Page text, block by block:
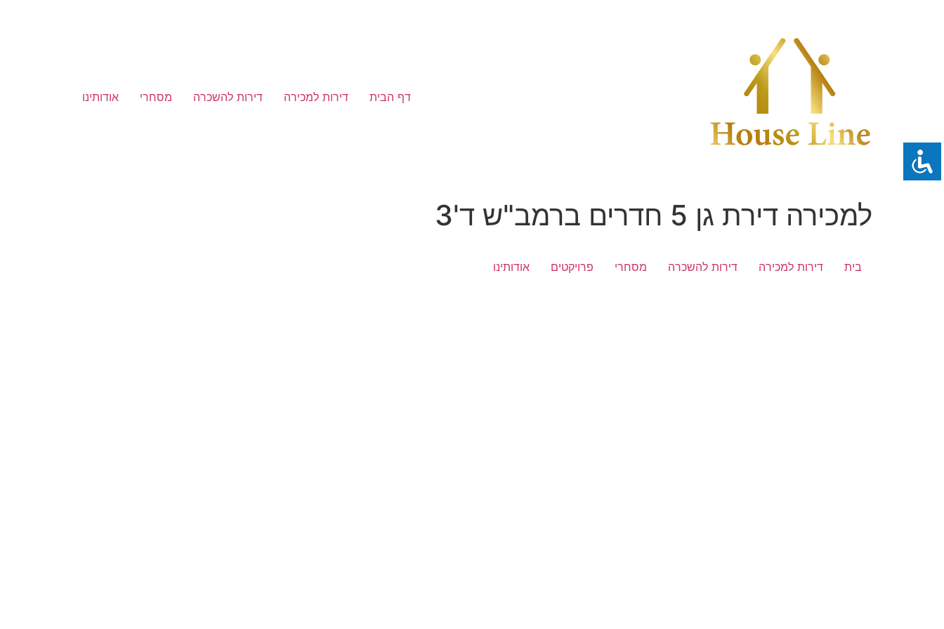
דף הבית דירות למכירה דירות להשכרה מסחרי אודותינו
למכירה דירת גן 5 חדרים ברמב"ש ד'3
בית דירות למכירה דירות להשכרה מסחרי פרויקטים אודותינו